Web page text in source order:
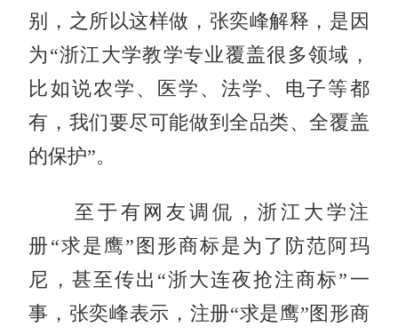
别，之所以这样做，张奕峰解释，是因
为“浙江大学教学专业覆盖很多领域，
比如说农学、医学、法学、电子等都
有，我们要尽可能做到全品类、全覆盖
的保护”。
至于有网友调侃，浙江大学注
册“求是鹰”图形商标是为了防范阿玛
尼，甚至传出“浙大连夜抢注商标”一
事，张奕峰表示，注册“求是鹰”图形商